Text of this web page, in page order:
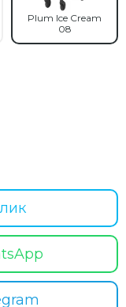
Plum Ice Cream
08